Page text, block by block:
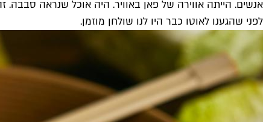
לפני שהגענו לאוטו כבר היו לנו שולחן מוזמן.